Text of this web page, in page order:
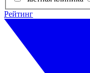
Рейтинг